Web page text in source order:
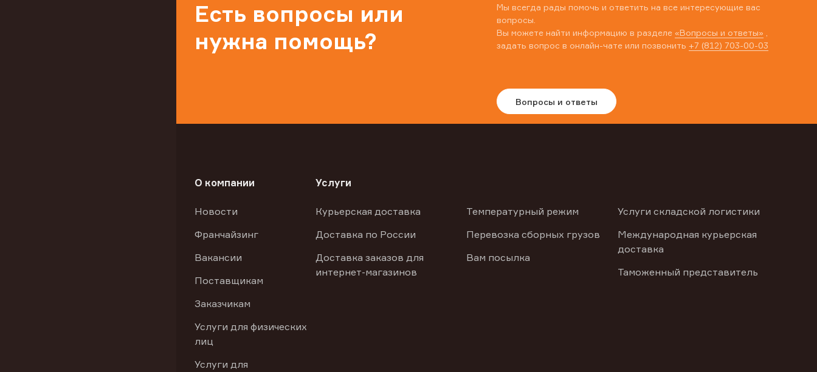
Есть вопросы или
нужна помощь?
Мы всегда рады помочь и ответить на все интересующие вас
вопросы.
Вы можете найти информацию в разделе «Вопросы и ответы»
задать вопрос в онлайн-чате или позвонить +7 (812) 703-00-03
Вопросы и ответы
О компании
Новости
Франчайзинг
Вакансии
Поставщикам
Заказчикам
Услуги для физических
лиц
Услуги для
Услуги
Курьерская доставка
Доставка по России
Доставка заказов для
интернет-магазинов
Температурный режим
Перевозка сборных грузов
Вам посылка
Услуги складской логистики
Международная курьерская
доставка
Таможенный представитель